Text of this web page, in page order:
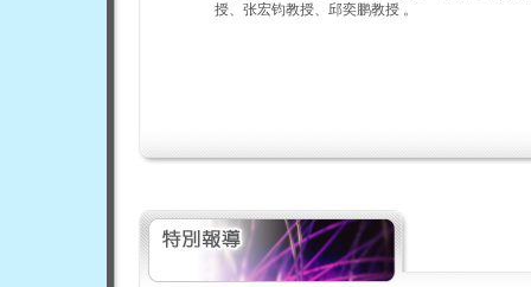
授、张宏钧教授、邱奕鹏教授 。